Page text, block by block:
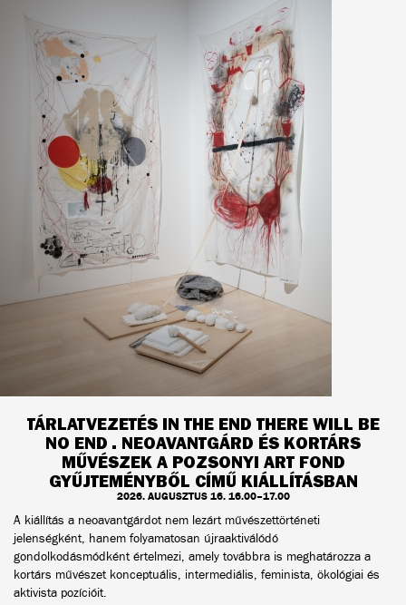
TÁRLATVEZETÉS IN THE END THERE WILL BE
NO END . NEOAVANTGÁRD ÉS KORTÁRS
MŰVÉSZEK A POZSONYI ART FOND
GYŰJTEMÉNYBŐL CÍMŰ KIÁLLÍTÁSBAN
2026. AUGUSZTUS 16. 16.00–17.00
A kiállítás a neoavantgárdot nem lezárt művészettörténeti
jelenségként, hanem folyamatosan újraaktiválódó
gondolkodásmódként értelmezi, amely továbbra is meghatározza a
kortárs művészet konceptuális, intermediális, feminista, ökológiai és
aktivista pozícióit.